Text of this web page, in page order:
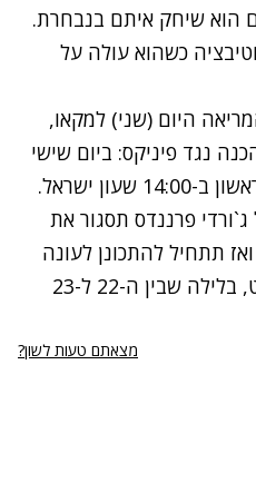
הוא שיחק איתם בנבחרת.
כשהוא עולה על
היום (שני) למקאו,
נגד פיניקס: ביום שישי
ב-15:00 שעון ישראל וביום ראשון ב-14:00 שעון ישראל.
ג`ורדי פרננדס תסגור את
תתחיל להתכונן לעונה
שייצא לדרך עבורה בשארלוט, בלילה שבין ה-22 ל-23
מצאתם טעות לשון?